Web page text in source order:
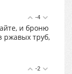
-4
и броню
ржавых труб,
-2